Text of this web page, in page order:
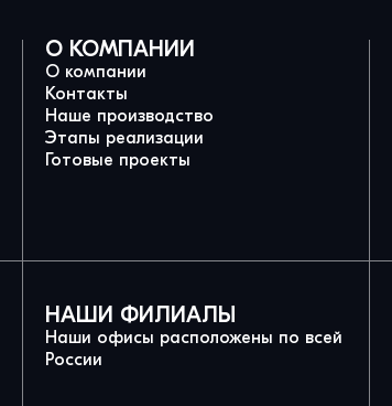
О КОМПАНИИ
О компании
Контакты
Наше производство
Этапы реализации
Готовые проекты
НАШИ ФИЛИАЛЫ
Наши офисы расположены по всей
России